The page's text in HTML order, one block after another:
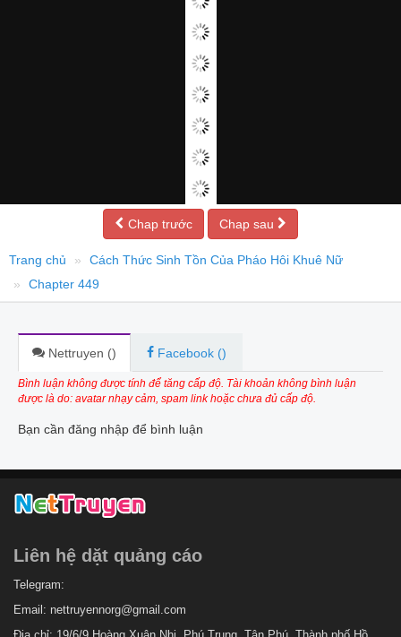
Chap trước Chap sau
Trang chủ
Cách Thức Sinh Tồn Của Pháo Hôi Khuê Nữ
Chapter 449
Nettruyen () Facebook ()
Bình luận không được tính để tăng cấp độ. Tài khoản không bình luận
được là do: avatar nhạy cảm, spam link hoặc chưa đủ cấp độ.
Bạn cần đăng nhập để bình luận
Liên hệ dặt quảng cáo
Telegram:
Email: nettruyennorg@gmail.com